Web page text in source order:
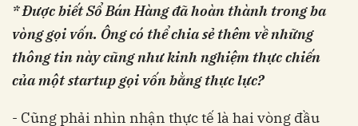
* Được biết Sổ Bán Hàng đã hoàn thành trong ba
vòng gọi vốn. Ông có thể chia sẻ thêm về những
thông tin này cũng như kinh nghiệm thực chiến
của một startup gọi vốn bằng thực lực?
- Cũng phải nhìn nhận thực tế là hai vòng đầu